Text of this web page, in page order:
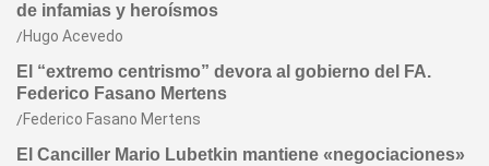
de infamias y heroísmos
Hugo Acevedo
El “extremo centrismo” devora al gobierno del FA.
Federico Fasano Mertens
Federico Fasano Mertens
El Canciller Mario Lubetkin mantiene «negociaciones»